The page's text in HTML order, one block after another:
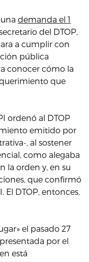
demanda el 1
del DTOP,
a cumplir con
pública
conocer cómo la
que
ordenó al DTOP
emitido por
, al sostener
como alegaba
la orden y, en su
que confirmó
DTOP, entonces,
el pasado 27
por el
está